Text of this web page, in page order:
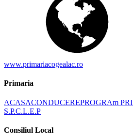
www.primariacogealac.ro
Primaria
ACASACONDUCEREPROGRAm
S.P.C.L.E.P
Consiliul Local